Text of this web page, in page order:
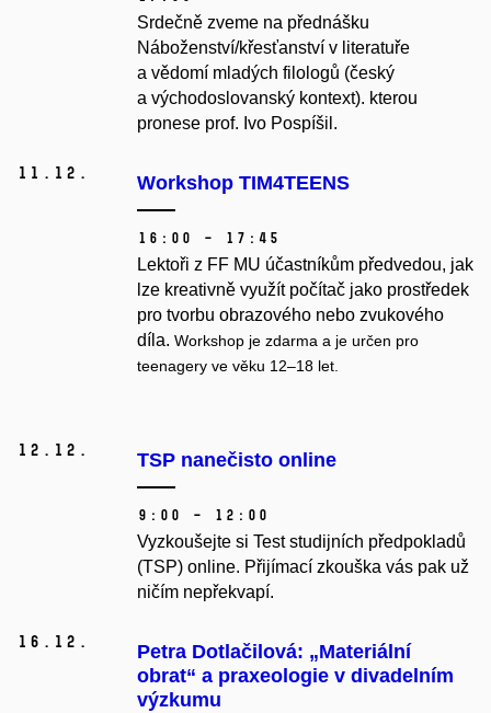
Srdečně zveme na přednášku
Náboženství/křesťanství v literatuře
a vědomí mladých filologů (český
a východoslovanský kontext). kterou
pronese prof. Ivo Pospíšil.
11. 12. Workshop TIM4TEENS
16:00 – 17:45
Lektoři z FF MU účastníkům předvedou, jak
lze kreativně využít počítač jako prostředek
pro tvorbu obrazového nebo zvukového
díla. Workshop je zdarma a je určen pro
teenagery ve věku 12–18 let.
12. 12. TSP nanečisto online
9:00 – 12:00
Vyzkoušejte si Test studijních předpokladů
(TSP) online. Přijímací zkouška vás pak už
ničím nepřekvapí.
16. 12.
Petra Dotlačilová: „Materiální
obrat“ a praxeologie v divadelním
výzkumu